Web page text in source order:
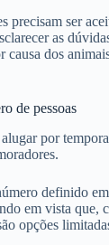
precisam ser
as
causa dos
de pessoas
por
definido
em vista que,
opções